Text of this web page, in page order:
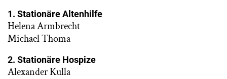
1. Stationäre Altenhilfe
Helena Armbrecht
Michael Thoma
2. Stationäre Hospize
Alexander Kulla